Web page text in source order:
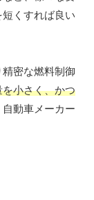
くすれば良い
密な燃料制御
小さく、かつ
自動車メーカー